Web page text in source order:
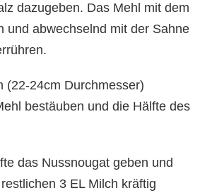
dazugeben. Das Mehl mit dem
und abwechselnd mit der Sahne
(22-24cm Durchmesser)
bestäuben und die Hälfte des
das Nussnougat geben und
3 EL Milch kräftig